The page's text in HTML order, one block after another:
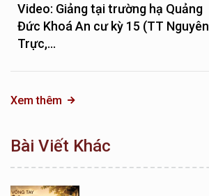
Video: Giảng tại trường hạ Quảng
Đức Khoá An cư kỳ 15 (TT Nguyên
Trực,...
Xem thêm
Bài Viết Khác